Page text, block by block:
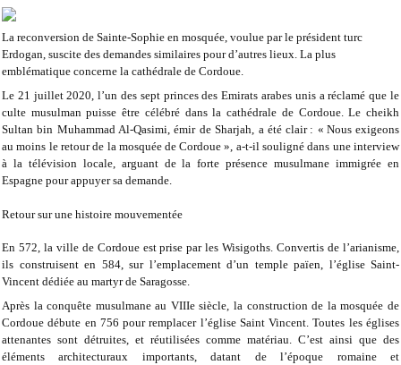
La reconversion de Sainte-Sophie en mosquée, voulue par le président turc
Erdogan, suscite des demandes similaires pour d’autres lieux. La plus
emblématique concerne la cathédrale de Cordoue.
Le 21 juillet 2020, l’un des sept princes des Emirats arabes unis a réclamé que le
culte musulman puisse être célébré dans la cathédrale de Cordoue. Le cheikh
Sultan bin Muhammad Al-Qasimi, émir de Sharjah, a été clair : « Nous exigeons
au moins le retour de la mosquée de Cordoue », a-t-il souligné dans une interview
à la télévision locale, arguant de la forte présence musulmane immigrée en
Espagne pour appuyer sa demande.
Retour sur une histoire mouvementée
En 572, la ville de Cordoue est prise par les Wisigoths. Convertis de l’arianisme,
ils construisent en 584, sur l’emplacement d’un temple païen, l’église Saint-
Vincent dédiée au martyr de Saragosse.
Après la conquête musulmane au VIIIe siècle, la construction de la mosquée de
Cordoue débute en 756 pour remplacer l’église Saint Vincent. Toutes les églises
attenantes sont détruites, et réutilisées comme matériau. C’est ainsi que des
éléments architecturaux importants, datant de l’époque romaine et